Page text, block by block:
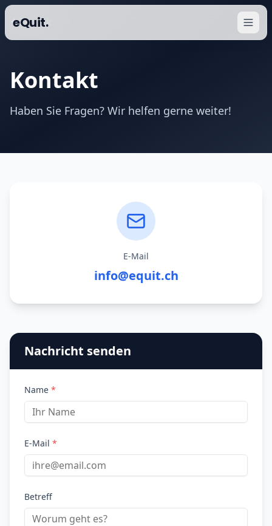
eQuit.
Zurück
Kontakt
Haben Sie Fragen? Wir helfen gerne weiter!
E-Mail
info@equit.ch
Nachricht senden
Name *
E-Mail *
Betreff